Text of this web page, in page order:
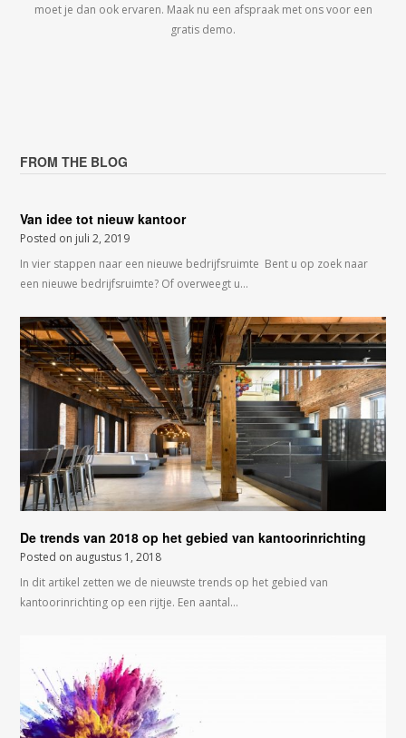
moet je dan ook ervaren. Maak nu een afspraak met ons voor een
gratis demo.
FROM THE BLOG
Van idee tot nieuw kantoor
Posted on juli 2, 2019
In vier stappen naar een nieuwe bedrijfsruimte Bent u op zoek naar
een nieuwe bedrijfsruimte? Of overweegt u…
De trends van 2018 op het gebied van kantoorinrichting
Posted on augustus 1, 2018
In dit artikel zetten we de nieuwste trends op het gebied van
kantoorinrichting op een rijtje. Een aantal…